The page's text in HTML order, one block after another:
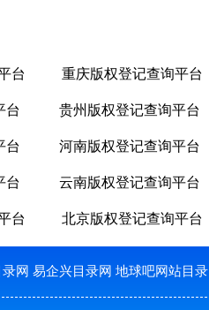
台 重庆版权登记查询平台
台 贵州版权登记查询平台
台 河南版权登记查询平台
台 云南版权登记查询平台
台 北京版权登记查询平台
网 易企兴目录网 地球吧网站目录